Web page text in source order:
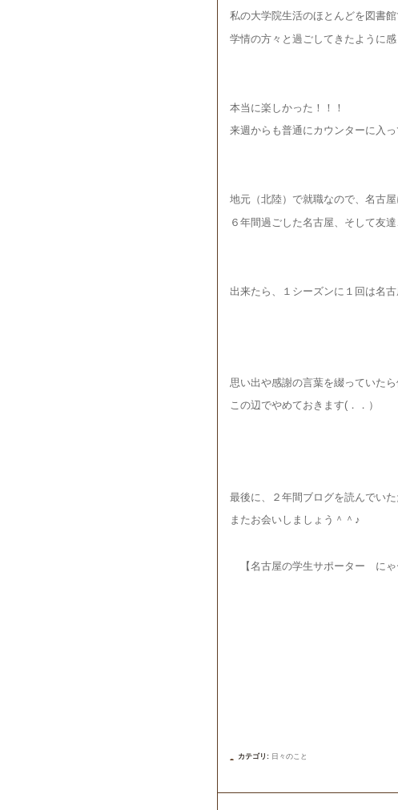
私の大学院生活のほとんどを図書館
学情の方々と過ごしてきたように感
本当に楽しかった！！！
来週からも普通にカウンターに入
地元（北陸）で就職なので、名古屋
６年間過ごした名古屋、そして友
出来たら、１シーズンに１回は名
思い出や感謝の言葉を綴っていた
この辺でやめておきます(．．）
最後に、２年間ブログを読んでい
またお会いしましょう＾＾♪
【名古屋の学生サポーター にゃ
カテゴリ : 日々のこと